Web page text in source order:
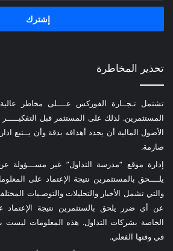
الإلكتروني
تحذير المخاطرة
تشتمل تـجــارة الفوركس عــــلى مخاطر
المستثمرين. لذلك على المستثمر قبل
الأصول المالية أن يحدد أهدافه بدقة وأن يــتبع
صارمة.
إدارة موقع “مدرسة التداول” غير مســـؤولة
يلــــحق بالمستثمرين نتيجة الإعتماد على
والتي تشمل الأخبار والتحليلات والتوصـيات
عن أي ضرر يلحق بالستثمرين نتيجة الإعتماد
الخاصة بشركات التداول. هذه المعلومات ليست
في وقتها الفعلي.